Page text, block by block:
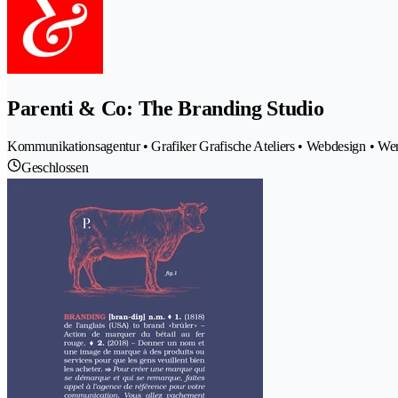
Parenti & Co: The Branding Studio
Kommunikationsagentur • Grafiker Grafische Ateliers • Webdesign •
Geschlossen